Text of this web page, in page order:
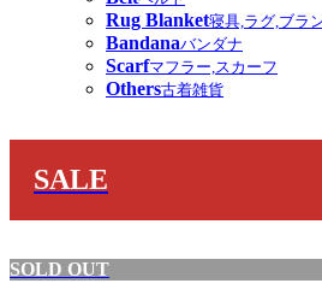
Rug Blanket寝具,ラグ,ブラ
Bandanaバンダナ
Scarfマフラー,スカーフ
Others古着雑貨
SALE
SOLD OUT